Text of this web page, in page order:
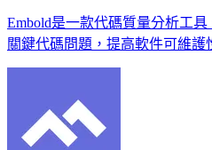
Embold是一款代碼質量分析工
關鍵代碼問題，提高軟件可維護